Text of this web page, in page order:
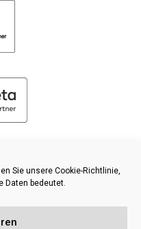
Sie unsere Cookie-Richtlinie,
Daten bedeutet.
VORBEHALTEN